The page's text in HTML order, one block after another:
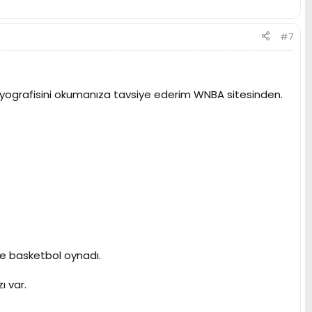
#7
okumanıza tavsiye ederim WNBA sitesinden.
basketbol oynadı.
var.